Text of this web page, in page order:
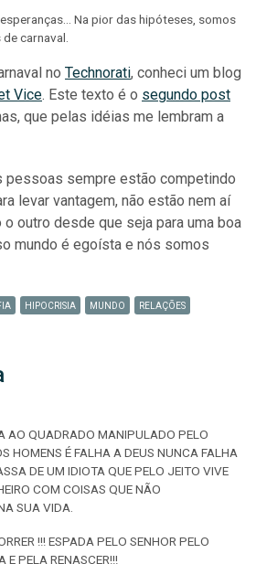
Na pior das hipóteses, somos
carnaval.
no Technorati, conheci um blog
Vice. Este texto é o segundo post
que pelas idéias me lembram a
pessoas sempre estão competindo
levar vantagem, não estão nem aí
outro desde que seja para uma boa
mundo é egoísta e nós somos
HIPOCRISIA MUNDO
RELAÇÕES
AO QUADRADO MANIPULADO PELO
HOMENS É FALHA A DEUS NUNCA FALHA
DE UM IDIOTA QUE PELO JEITO VIVE
COM COISAS QUE NÃO
SUA VIDA.
!!! ESPADA PELO SENHOR PELO
E PELA RENASCER!!!